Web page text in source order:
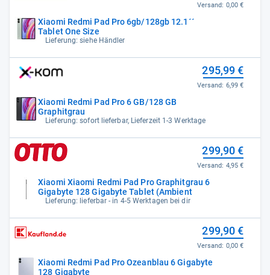
Xiaomi Redmi Pad Pro 6gb/128gb 12.1´´
Tablet One Size
Lieferung: siehe Händler
Versand: 0,00 €
Xiaomi Redmi Pad Pro 6 GB/128 GB
Graphitgrau
Lieferung: sofort lieferbar, Lieferzeit 1-3 Werktage
295,99 €
Versand: 6,99 €
Xiaomi Xiaomi Redmi Pad Pro Graphitgrau 6
Gigabyte 128 Gigabyte Tablet (Ambient
Lieferung: lieferbar - in 4-5 Werktagen bei dir
299,90 €
Versand: 4,95 €
Xiaomi Redmi Pad Pro Ozeanblau 6 Gigabyte
128 Gigabyte
299,90 €
Versand: 0,00 €